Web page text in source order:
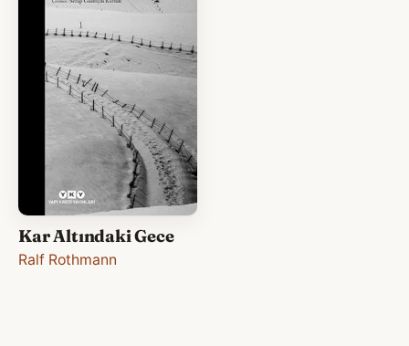
Kar Altındaki Gece
Ralf Rothmann